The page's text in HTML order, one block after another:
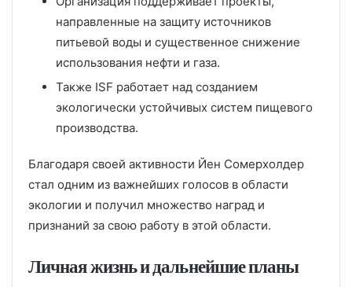
направленные на защиту источников
питьевой воды и существенное снижение
использования нефти и газа.
Также ISF работает над созданием
экологически устойчивых систем пищевого
производства.
Благодаря своей активности Йен Сомерхолдер
стал одним из важнейших голосов в области
экологии и получил множество наград и
признаний за свою работу в этой области.
Личная жизнь и дальнейшие планы